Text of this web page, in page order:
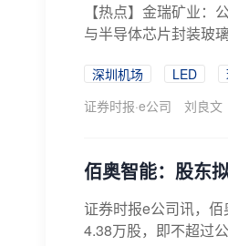
【热点】金瑞矿业
与半导体芯片封装玻
深圳机场 LED
证券时报·e公司
刘良文
佰奥智能：股东
证券时报e公司讯，
4.38万股，即不超过